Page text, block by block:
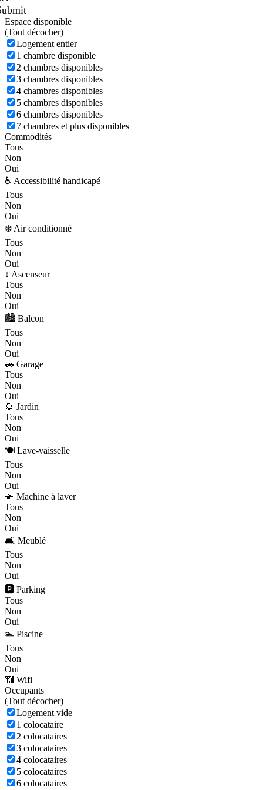
Espace disponible
(Tout décocher)
Logement entier
1 chambre disponible
2 chambres disponibles
3 chambres disponibles
4 chambres disponibles
5 chambres disponibles
6 chambres disponibles
7 chambres et plus disponibles
Commodités
Tous
Non
Oui
♿ Accessibilité handicapé
Tous
Non
Oui
❄️ Air conditionné
Tous
Non
Oui
↕️ Ascenseur
Tous
Non
Oui
🏙️ Balcon
Tous
Non
Oui
🚗 Garage
Tous
Non
Oui
🌻 Jardin
Tous
Non
Oui
🍽️ Lave-vaisselle
Tous
Non
Oui
🧺 Machine à laver
Tous
Non
Oui
🛋️ Meublé
Tous
Non
Oui
🅿️ Parking
Tous
Non
Oui
🏊 Piscine
Tous
Non
Oui
📶 Wifi
Occupants
(Tout décocher)
Logement vide
1 colocataire
2 colocataires
3 colocataires
4 colocataires
5 colocataires
6 colocataires